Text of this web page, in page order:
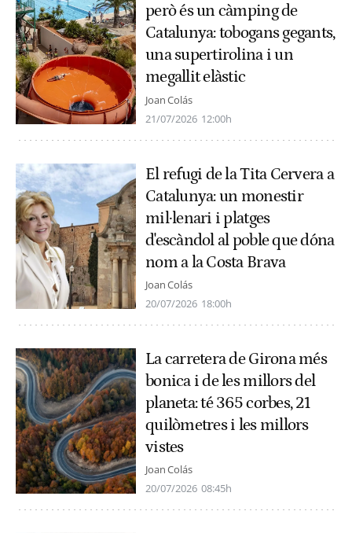
però és un càmping de
Catalunya: tobogans gegants,
una supertirolina i un
megallit elàstic
Joan Colás
21/07/2026 12:00h
El refugi de la Tita Cervera a
Catalunya: un monestir
mil·lenari i platges
d'escàndol al poble que dóna
nom a la Costa Brava
Joan Colás
20/07/2026 18:00h
La carretera de Girona més
bonica i de les millors del
planeta: té 365 corbes, 21
quilòmetres i les millors
vistes
Joan Colás
20/07/2026 08:45h